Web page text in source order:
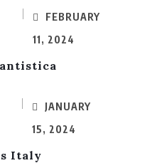
FEBRUARY
11, 2024
JANUARY
15, 2024
Italy